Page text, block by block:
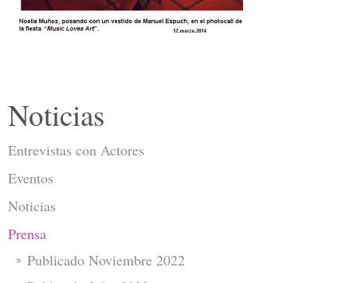
Noticias
Entrevistas con Actores
Eventos
Noticias
Prensa
Publicado Noviembre 2022